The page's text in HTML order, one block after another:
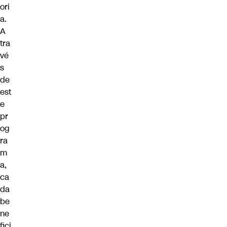
ori
a.
A
tra
vé
s
de
est
e
pr
og
ra
m
a,
ca
da
be
ne